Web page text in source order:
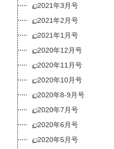
2021年3月号
2021年2月号
2021年1月号
2020年12月号
2020年11月号
2020年10月号
2020年8-9月号
2020年7月号
2020年6月号
2020年5月号